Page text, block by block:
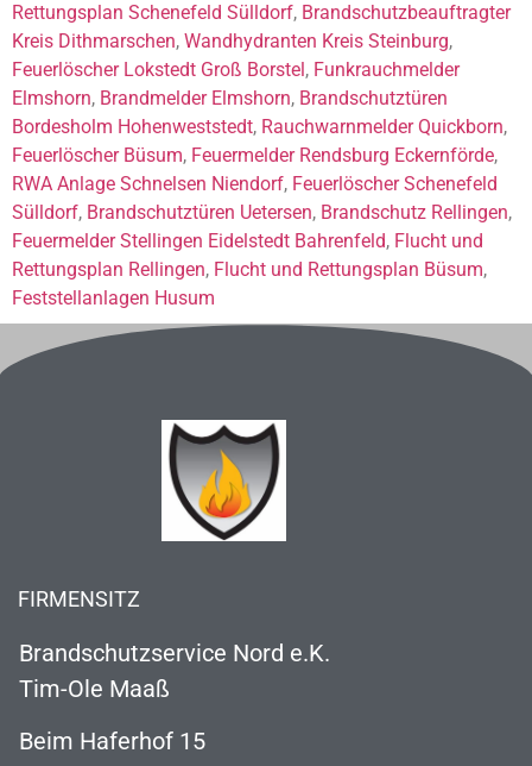
Rettungsplan Schenefeld Sülldorf, Brandschutzbeauftragter
Kreis Dithmarschen, Wandhydranten Kreis Steinburg,
Feuerlöscher Lokstedt Groß Borstel, Funkrauchmelder
Elmshorn, Brandmelder Elmshorn, Brandschutztüren
Bordesholm Hohenweststedt, Rauchwarnmelder Quickborn,
Feuerlöscher Büsum, Feuermelder Rendsburg Eckernförde,
RWA Anlage Schnelsen Niendorf, Feuerlöscher Schenefeld
Sülldorf, Brandschutztüren Uetersen, Brandschutz Rellingen,
Feuermelder Stellingen Eidelstedt Bahrenfeld, Flucht und
Rettungsplan Rellingen, Flucht und Rettungsplan Büsum,
Feststellanlagen Husum
FIRMENSITZ
Brandschutzservice Nord e.K.
Tim-Ole Maaß
Beim Haferhof 15